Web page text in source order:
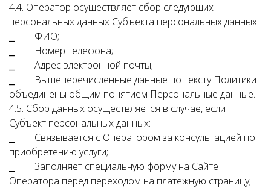
4.4. Оператор осуществляет сбор следующих
персональных данных Субъекта персональных данных:
⎯ ФИО;
⎯ Номер телефона;
⎯ Адрес электронной почты;
⎯ Вышеперечисленные данные по тексту Политики
объединены общим понятием Персональные данные.
4.5. Сбор данных осуществляется в случае, если
Субъект персональных данных:
⎯ Связывается с Оператором за консультацией по
приобретению услуги;
⎯ Заполняет специальную форму на Сайте
Оператора перед переходом на платежную страницу;